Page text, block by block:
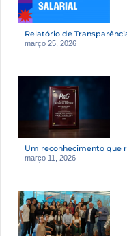
Relatório de
março 25, 2026
Um reconhecimento que
março 11, 2026